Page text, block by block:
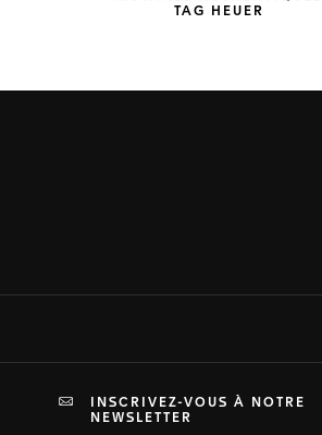
TAG HEUER
INSCRIVEZ-VOUS À NOTRE
NEWSLETTER